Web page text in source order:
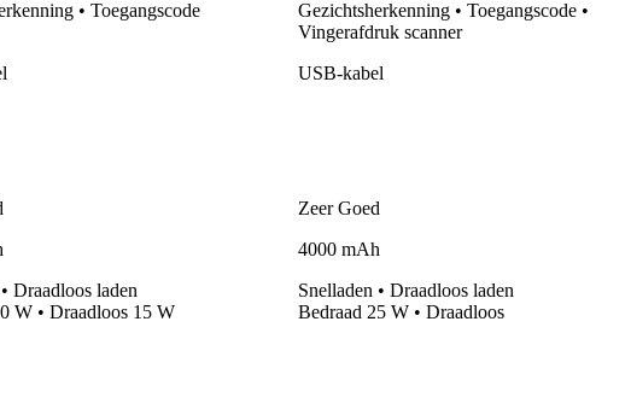
• Toegangscode
Gezichtsherkenning • Toegangscode •
Vingerafdruk scanner
USB-kabel
Zeer Goed
4000 mAh
• Draadloos laden
W • Draadloos 15 W
Snelladen • Draadloos laden
Bedraad 25 W • Draadloos